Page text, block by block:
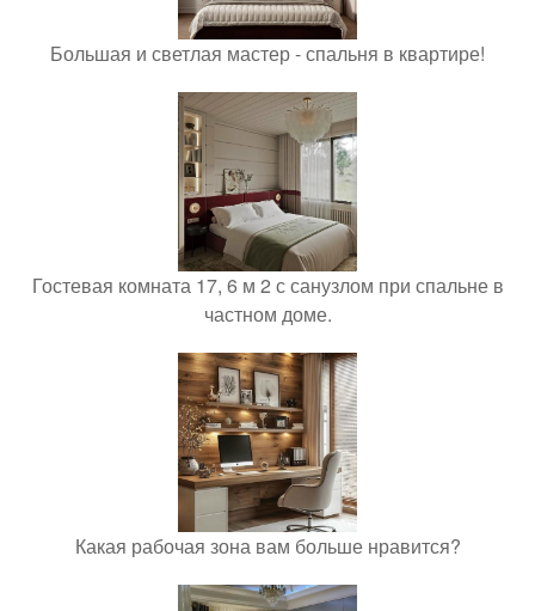
Большая и светлая мастер - спальня в квартире!
Гостевая комната 17, 6 м 2 с санузлом при спальне в
частном доме.
Какая рабочая зона вам больше нравится?